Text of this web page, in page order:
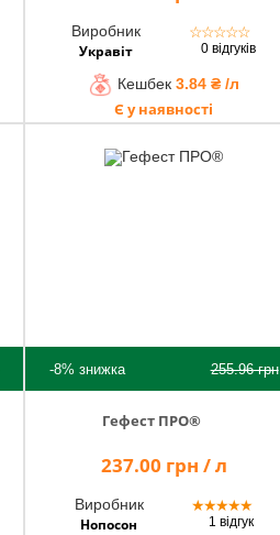
Виробник
Укравіт
☆☆☆☆☆
0 відгуків
Кешбек 3.84 ₴ /л
Є у наявності
-8% знижка 255.96грн
Гефест ПРО®
237.00 грн / л
Виробник
Нопосон
★★★★★
1 відгук